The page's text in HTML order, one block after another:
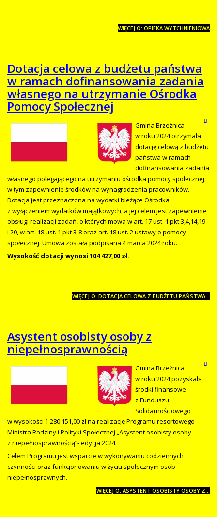
WIĘCEJ O: OPIEKA WYTCHNIENIOWA
Dotacja celowa z budżetu państwa
w ramach dofinansowania zadania
własnego na utrzymanie Ośrodka
Pomocy Społecznej
Gmina Brzeźnica
w roku 2024 otrzymała
dotację celową z budżetu
państwa w ramach
dofinansowania zadania
własnego polegającego na utrzymaniu ośrodka pomocy społecznej,
w tym zapewnienie środków na wynagrodzenia pracowników.
Dotacja jest przeznaczona na wydatki bieżące Ośrodka
z wyłączeniem wydatków majątkowych, a jej celem jest zapewnienie
obsługi realizacji zadań, o których mowa w art. 17 ust. 1 pkt 3,4,14,19
i 20, w art. 18 ust. 1 pkt 3-8 oraz art. 18 ust. 2 ustawy o pomocy
społecznej. Umowa została podpisana 4 marca 2024 roku.
Wysokość dotacji wynosi 104 427,00 zł.
WIĘCEJ O: DOTACJA CELOWA Z BUDŻETU PAŃSTWA...
Asystent osobisty osoby z
niepełnosprawnością
Gmina Brzeźnica
w roku 2024 pozyskała
środki finansowe
z Funduszu
Solidarnościowego
w wysokości 1 280 151,00 zł na realizację Programu resortowego
Ministra Rodziny i Polityki Społecznej „Asystent osobisty osoby
z niepełnosprawnością”- edycja 2024.
Celem Programu jest wsparcie w wykonywaniu codziennych
czynności oraz funkcjonowaniu w życiu społecznym osób
niepełnosprawnych.
WIĘCEJ O: ASYSTENT OSOBISTY OSOBY Z...